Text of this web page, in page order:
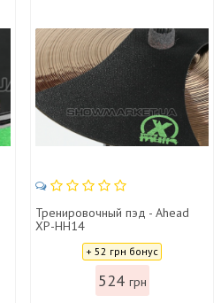
Тренировочный пэд - Ahead
XP-HH14
+ 52 грн бонус
524 грн